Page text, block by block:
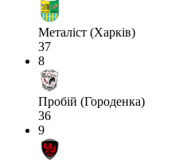
Металіст (Харків)
37
8
Пробій (Городенка)
36
9